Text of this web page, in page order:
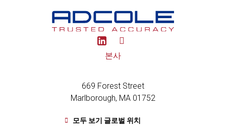
Y
o
b
e
본사
669 Forest Street
Marlborough, MA 01752
모두 보기 글로벌 위치